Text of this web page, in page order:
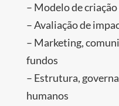
– Modelo de
– Avaliação de
– Marketing,
fundos
– Estrutura,
humanos